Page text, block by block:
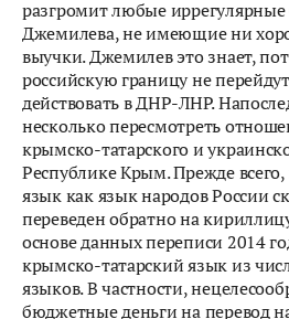
разгромит любые
Джемилева, не имеющие ни
выучки. Джемилев это знает,
российскую границу не
действовать в ДНР-ЛНР.
несколько пересмотреть
крымско-татарского и
Республике Крым. Прежде
язык как язык народов России
переведен обратно на
основе данных переписи 2014
крымско-татарский язык из
языков. В частности,
бюджетные деньги на перевод